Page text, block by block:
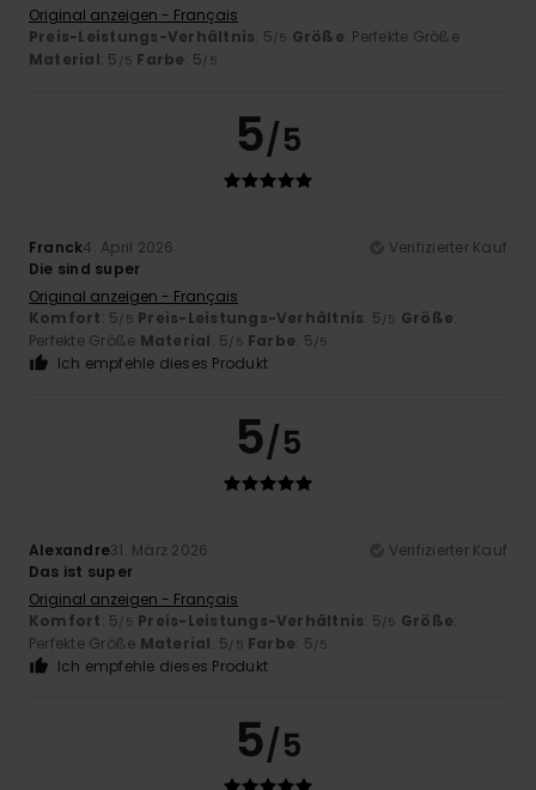
Original anzeigen - Français
Preis-Leistungs-Verhältnis: 5/5 Größe: Perfekte Größe
Material: 5 /5 Farbe: 5/5
5/5
Franck4. April 2026
Verifizierter Kauf
Die sind super
Original anzeigen - Français
Komfort: 5/5 Preis-Leistungs-Verhältnis: 5/5 Größe:
Perfekte Größe Material: 5/5 Farbe: 5/5
Ich empfehle dieses Produkt
5/5
Alexandre31. März 2026
Verifizierter Kauf
Das ist super
Original anzeigen - Français
Komfort: 5/5 Preis-Leistungs-Verhältnis: 5/5 Größe:
Perfekte Größe Material: 5/5 Farbe: 5/5
Ich empfehle dieses Produkt
5/5